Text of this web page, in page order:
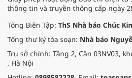
thông tin và truyền thông cấp ngày
Tổng Biên Tập: ThS Nhà báo Chúc
Tổng thư ký tòa soạn: Nhà báo
Trụ sở chính: Tầng 2, Căn 03NV03,
, Hà Nội